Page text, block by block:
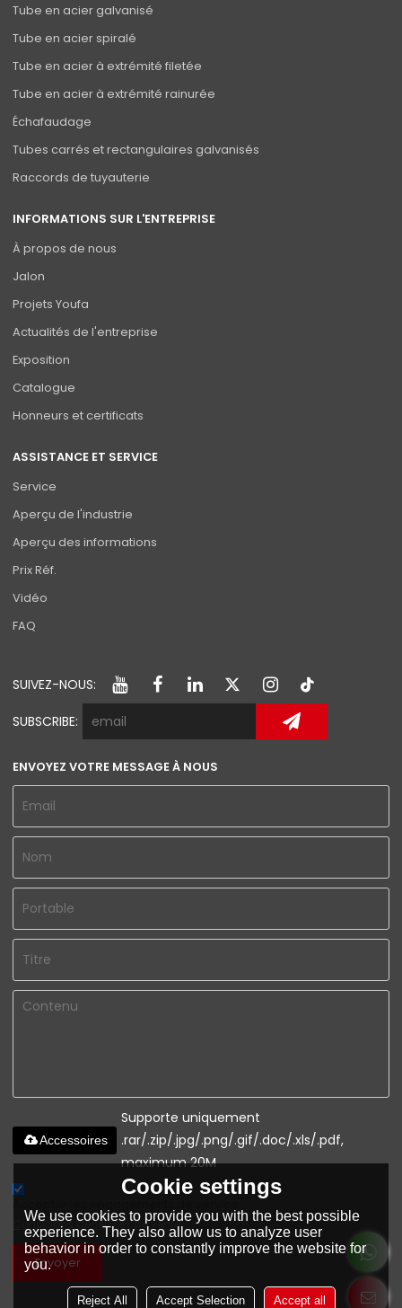
Tube en acier galvanisé
Tube en acier spiralé
Tube en acier à extrémité filetée
Tube en acier à extrémité rainurée
Échafaudage
Tubes carrés et rectangulaires galvanisés
Raccords de tuyauterie
INFORMATIONS SUR L'ENTREPRISE
À propos de nous
Jalon
Projets Youfa
Actualités de l'entreprise
Exposition
Catalogue
Honneurs et certificats
ASSISTANCE ET SERVICE
Service
Aperçu de l'industrie
Aperçu des informations
Prix Réf.
Vidéo
FAQ
SUIVEZ-NOUS:
SUBSCRIBE:
ENVOYEZ VOTRE MESSAGE À NOUS
Supporte uniquement
.rar/.zip/.jpg/.png/.gif/.doc/.xls/.pdf,
maximum 20M
Accessoires
Conditions générales de vente
Envoyer
Cookie settings
We use cookies to provide you with the best possible
experience. They also allow us to analyze user
behavior in order to constantly improve the website for
you.
Reject All Accept Selection Accept all